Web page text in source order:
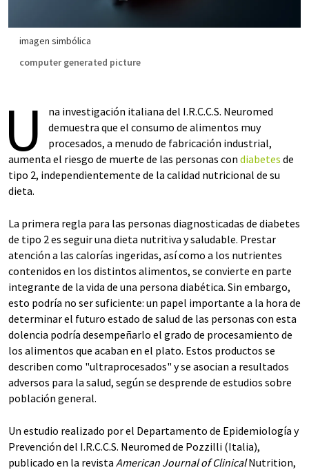
imagen simbólica
computer generated picture
U
na investigación italiana del I.R.C.C.S. Neuromed
demuestra que el consumo de alimentos muy
procesados, a menudo de fabricación industrial,
aumenta el riesgo de muerte de las personas con diabetes de
tipo 2, independientemente de la calidad nutricional de su
dieta.
La primera regla para las personas diagnosticadas de diabetes
de tipo 2 es seguir una dieta nutritiva y saludable. Prestar
atención a las calorías ingeridas, así como a los nutrientes
contenidos en los distintos alimentos, se convierte en parte
integrante de la vida de una persona diabética. Sin embargo,
esto podría no ser suficiente: un papel importante a la hora de
determinar el futuro estado de salud de las personas con esta
dolencia podría desempeñarlo el grado de procesamiento de
los alimentos que acaban en el plato. Estos productos se
describen como "ultraprocesados" y se asocian a resultados
adversos para la salud, según se desprende de estudios sobre
población general.
Un estudio realizado por el Departamento de Epidemiología y
Prevención del I.R.C.C.S. Neuromed de Pozzilli (Italia),
publicado en la revista American Journal of ClinicalNutrition,